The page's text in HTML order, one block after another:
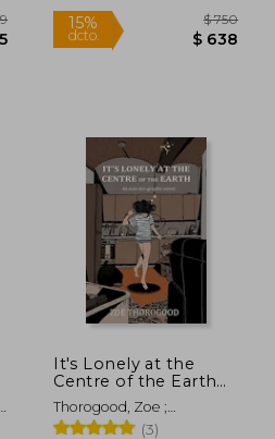
50%
dcto.
It's Lonely at the
Centre of the Earth
(en Inglés)
Thorogood, Zoe ;
Thorogood, Zoe
(3)